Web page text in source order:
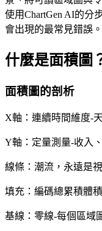
使用ChartGen AI的分
會出現的最常見錯誤。
什麼是面積圖
面積圖的剖析
X軸：連續時間維度-
Y軸：定量測量-收入
線條：潮流，永遠是
填充：編碼總累積體
基線：零線-每個區域